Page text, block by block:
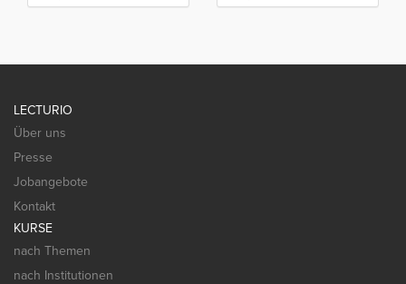
LECTURIO
Über uns
Presse
Jobangebote
Kontakt
KURSE
nach Themen
nach Institutionen